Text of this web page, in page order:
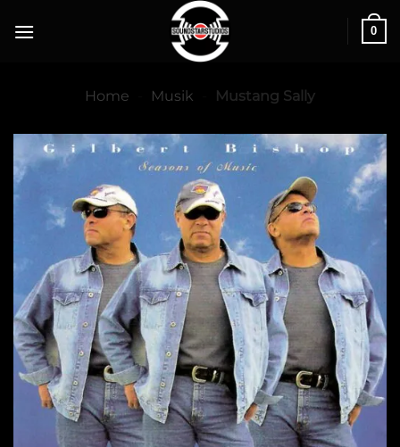
0
Home Musik Mustang Sally